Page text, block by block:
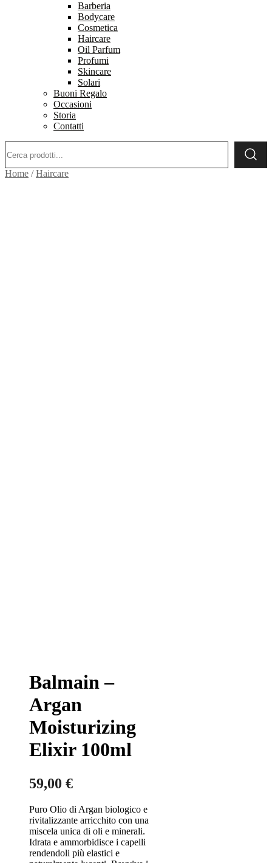
Barberia
Bodycare
Cosmetica
Haircare
Oil Parfum
Profumi
Skincare
Solari
Buoni Regalo
Occasioni
Storia
Contatti
Home /Haircare
Balmain –
Argan
Moisturizing
Elixir 100ml
59,00 €
Puro Olio di Argan biologico e
rivitalizzante arricchito con una
miscela unica di oli e minerali.
Idrata e ammorbidisce i capelli
rendendoli più elastici e